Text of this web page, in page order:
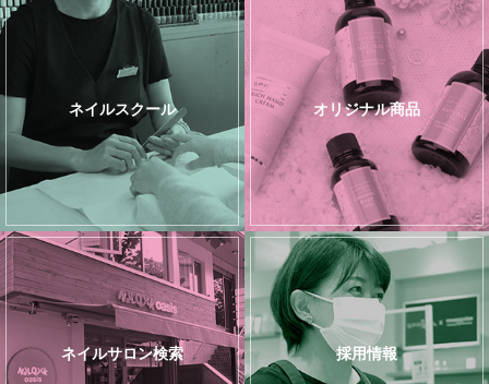
ネイルスクール オリジナル商品
ネイルサロン検索 採用情報